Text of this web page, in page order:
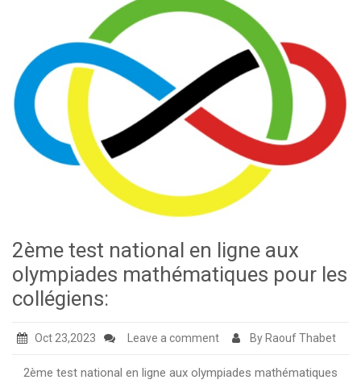
2ème test national en ligne aux
olympiades mathématiques pour les
collégiens:
Oct 23,2023 Leave a comment By Raouf Thabet
2ème test national en ligne aux olympiades mathématiques